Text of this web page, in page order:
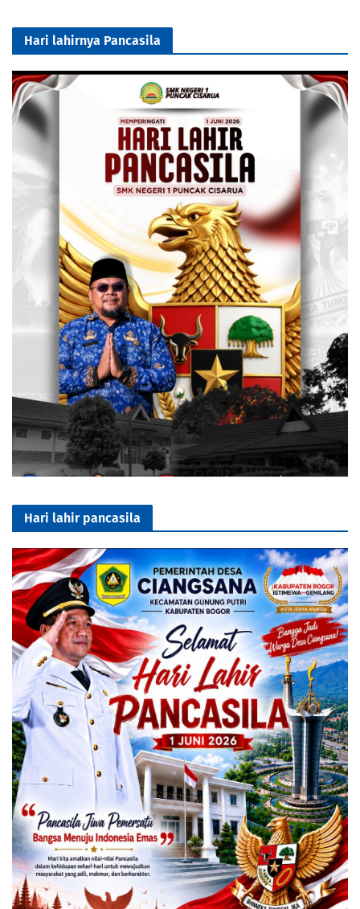
Hari lahirnya Pancasila
Hari lahir pancasila